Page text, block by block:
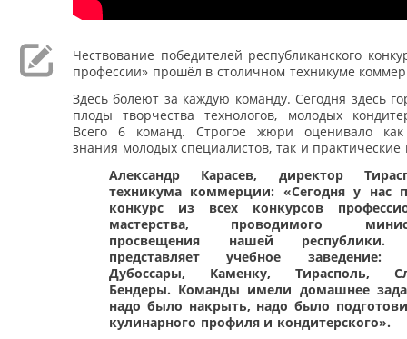
Чествование победителей республиканского
профессии» прошёл в столичном техникуме
Здесь болеют за каждую команду. Сегодня здесь
плоды творчества технологов, молодых
Всего 6 команд. Строгое жюри оценивало как
знания молодых специалистов, так и
Александр Карасев, директор
техникума коммерции: «Сегодня у нас
конкурс из всех конкурсов
мастерства, проводимого
просвещения нашей республики.
представляет учебное заведение:
Дубоссары, Каменку, Тирасполь,
Бендеры. Команды имели домашнее
надо было накрыть, надо было
кулинарного профиля и кондитерского».